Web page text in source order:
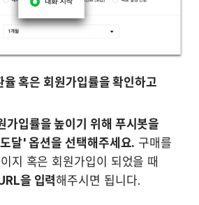
혹은 회원가입률을 확인하고
가입률을 높이기 위해 푸시봇을
달' 옵션을 선택해주세요. 구매를
지 혹은 회원가입이 되었을 때
을 입력